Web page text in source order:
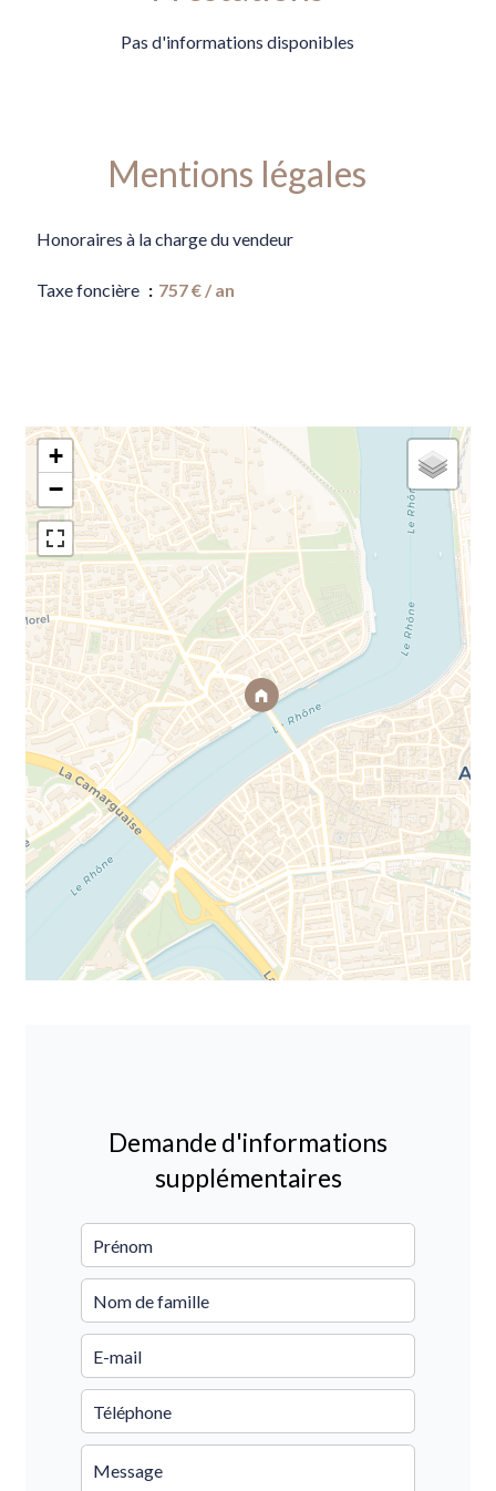
Pas d'informations disponibles
Mentions légales
Honoraires à la charge du vendeur
Taxe foncière 757 € / an
+
−
Demande d'informations
supplémentaires